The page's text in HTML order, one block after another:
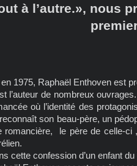
à l’autre.», nous
1975, Raphaël Enthoven est
l’auteur de nombreux
où l’identité des
son beau-père, un
romancière, le père de celle-ci
cette confession d’un enfant